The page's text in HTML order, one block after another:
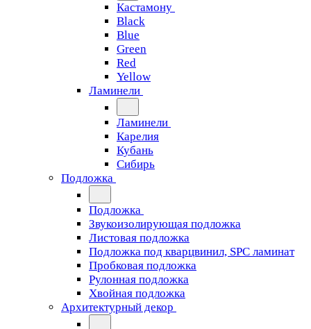
Кастамону
Black
Blue
Green
Red
Yellow
Ламинели
Ламинели
Карелия
Кубань
Сибирь
Подложка
Подложка
Звукоизолирующая подложка
Листовая подложка
Подложка под кварцвинил, SPC ламинат
Пробковая подложка
Рулонная подложка
Хвойная подложка
Архитектурный декор